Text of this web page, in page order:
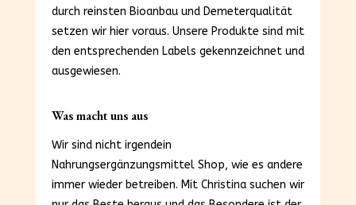
durch reinsten Bioanbau und Demeterqualität
setzen wir hier voraus. Unsere Produkte sind mit
den entsprechenden Labels gekennzeichnet und
ausgewiesen.
Was macht uns aus
Wir sind nicht irgendein
Nahrungsergänzungsmittel Shop, wie es andere
immer wieder betreiben. Mit Christina suchen wir